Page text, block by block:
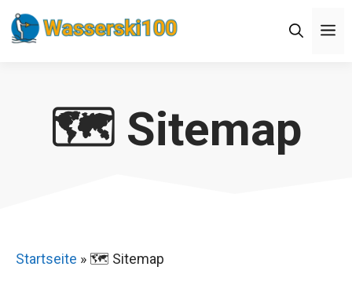
Zum
Inhalt
🗺️ Sitemap
Startseite » 🗺️ Sitemap